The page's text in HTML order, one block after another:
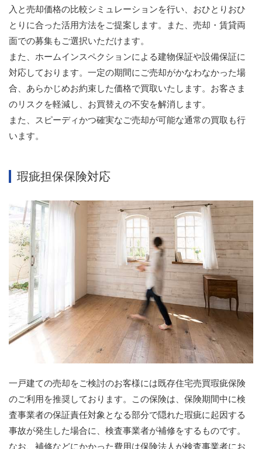
入と売却価格の比較シミュレーションを行い、おひとりおひ
とりに合った活用方法をご提案します。また、売却・賃貸両
面での募集もご選択いただけます。
また、ホームインスペクションによる建物保証や設備保証に
対応しております。一定の期間にご売却がかなわなかった場
合、あらかじめお約束した価格で買取いたします。お客さま
のリスクを軽減し、お買替えの不安を解消します。
また、スピーディかつ確実なご売却が可能な通常の買取も行
います。
瑕疵担保保険対応
一戸建ての売却をご検討のお客様には既存住宅売買瑕疵保険
のご利用を推奨しております。この保険は、保険期間中に検
査事業者の保証責任対象となる部分で隠れた瑕疵に起因する
事故が発生した場合に、検査事業者が補修をするものです。
なお、補修などにかかった費用は保険法人が検査事業者にお